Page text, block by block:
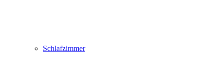
Schlafzimmer